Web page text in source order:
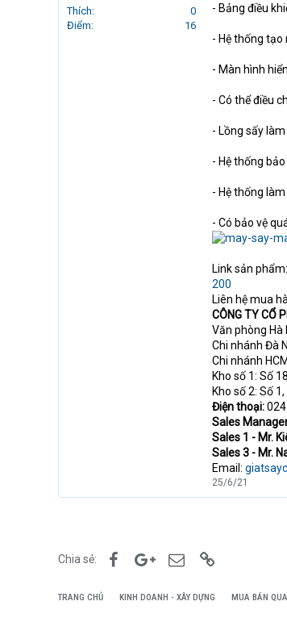
Thích
0
Điểm
16
- Bảng điều
- Hệ thống tạo
- Màn hình
- Có thể điều
- Lồng sấy
- Hệ thống
- Hệ thống
- Có bảo vệ
Link sản phẩm:
200
Liên hệ mua
CÔNG TY CỔ
Văn phòng Hà
Chi nhánh Đà
Chi nhánh
Kho số 1: Số
Kho số 2: Số
Điện thoại:024
Sales
Sales 1 - Mr.
Sales 3 - Mr.
Email:
25/6/21
Chia sẻ: FacebookGoogle+Email
TRANG CHỦ KINH DOANH - XÂY DỰNG MUA BÁN